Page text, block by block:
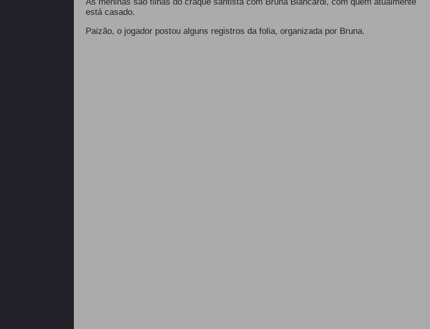
está casado.
Paizão, o jogador postou alguns registros da folia, organizada por Bruna.